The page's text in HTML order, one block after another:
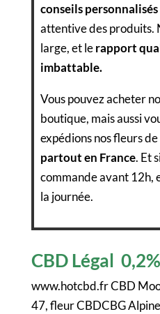
conseils personnalisés
attentive des produits.
large, et lerapport
imbattable.
Vous pouvez acheter
boutique, mais aussi
expédions nos fleurs
partout en France. Et
commande avant 12h,
la journée.
CBD Légal
www.hotcbd.fr CBD
47, fleur CBDCBG